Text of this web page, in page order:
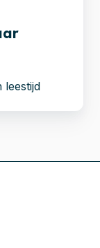
leestijd